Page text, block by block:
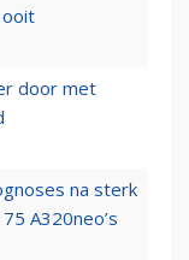
door met
na sterk
A320neo’s